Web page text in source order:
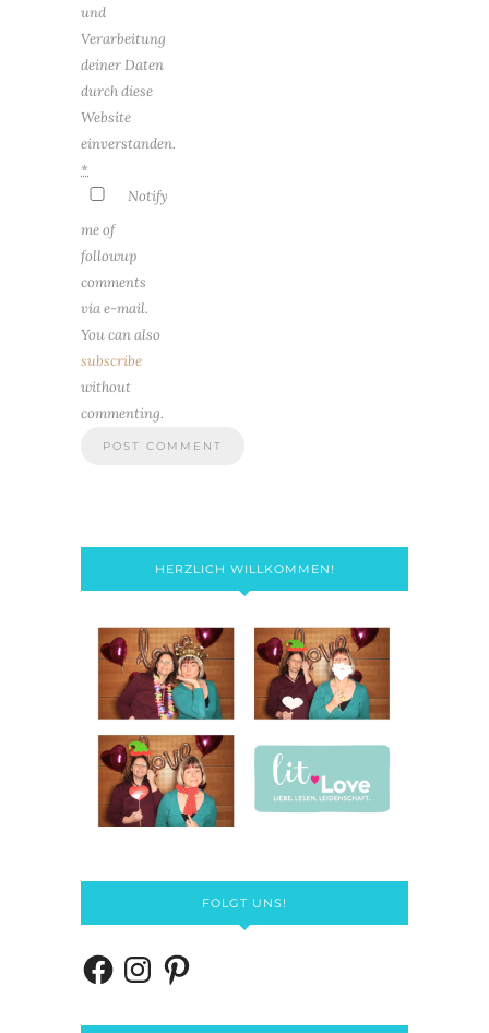
und
Verarbeitung
deiner Daten
durch diese
Website
einverstanden.
*
Notify
me of
followup
comments
via e-mail.
You can also
subscribe
without
commenting.
HERZLICH WILLKOMMEN!
FOLGT UNS!